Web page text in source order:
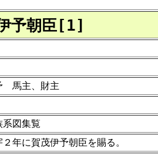
予朝臣[1]
馬主、財主
系図集覧
年に賀茂伊予朝臣を賜る。